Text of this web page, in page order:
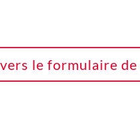
le formulaire